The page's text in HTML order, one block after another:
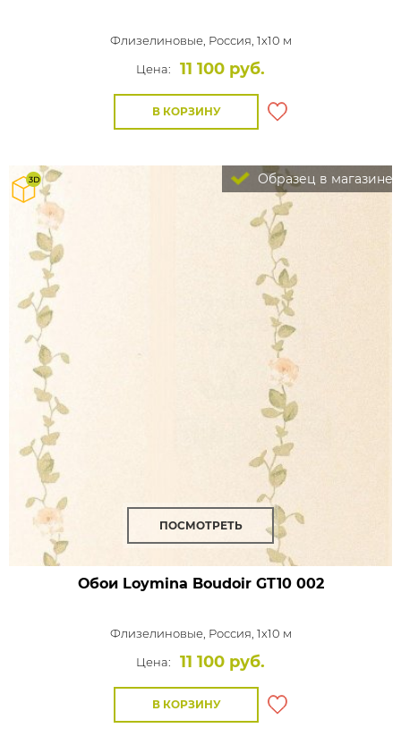
Флизелиновые, Россия, 1x10 м
Цена:
11 100 руб.
В КОРЗИНУ
Образец в магазине
ПОСМОТРЕТЬ
Обои Loymina BoudoirGT10 002
Флизелиновые, Россия, 1x10 м
Цена:
11 100 руб.
В КОРЗИНУ